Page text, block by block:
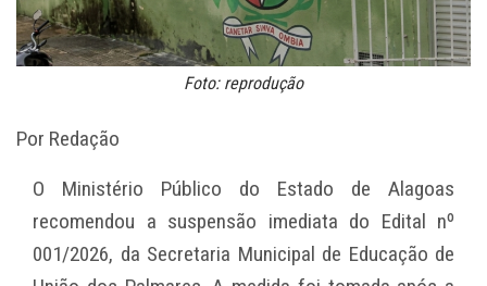
Foto: reprodução
Por Redação
O Ministério Público do Estado de Alagoas
recomendou a suspensão imediata do Edital nº
001/2026, da Secretaria Municipal de Educação de